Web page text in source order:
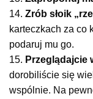
14. Zrób słoik
karteczkach za co
podaruj mu go.
15. Przeglądajcie
dorobiliście się
wspólnie. Na